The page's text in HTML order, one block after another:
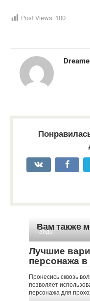
Post Views: 100
Вам также
Гайды
Лучшие
персонажа в
Пронесись сквозь
позволяет
персонажа для